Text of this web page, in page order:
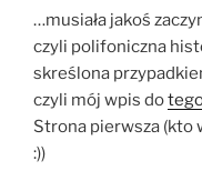
…musiała jakoś
czyli polifoniczna
skreślona
czyli mój wpis do
Strona pierwsza (kto
:))